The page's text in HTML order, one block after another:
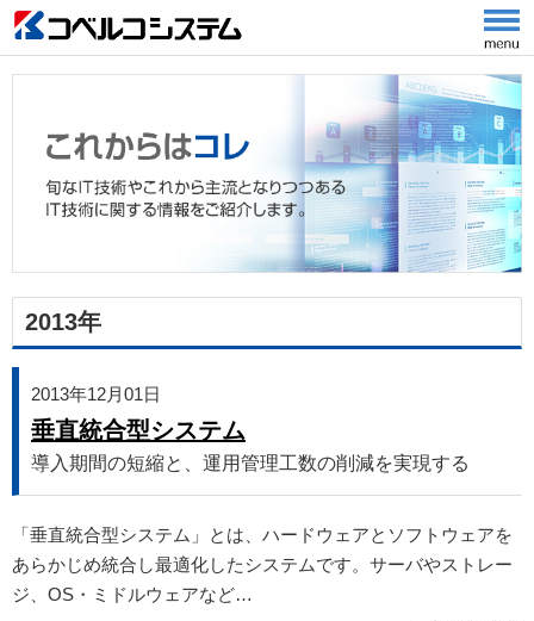
2013年
2013年12月01日
垂直統合型システム
導入期間の短縮と、運用管理工数の削減を実現する
「垂直統合型システム」とは、ハードウェアとソフトウェアを
あらかじめ統合し最適化したシステムです。サーバやストレー
ジ、OS・ミドルウェアなど…